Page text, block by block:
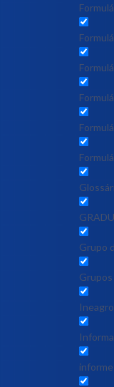
Grupo
Grupos
Ineagro